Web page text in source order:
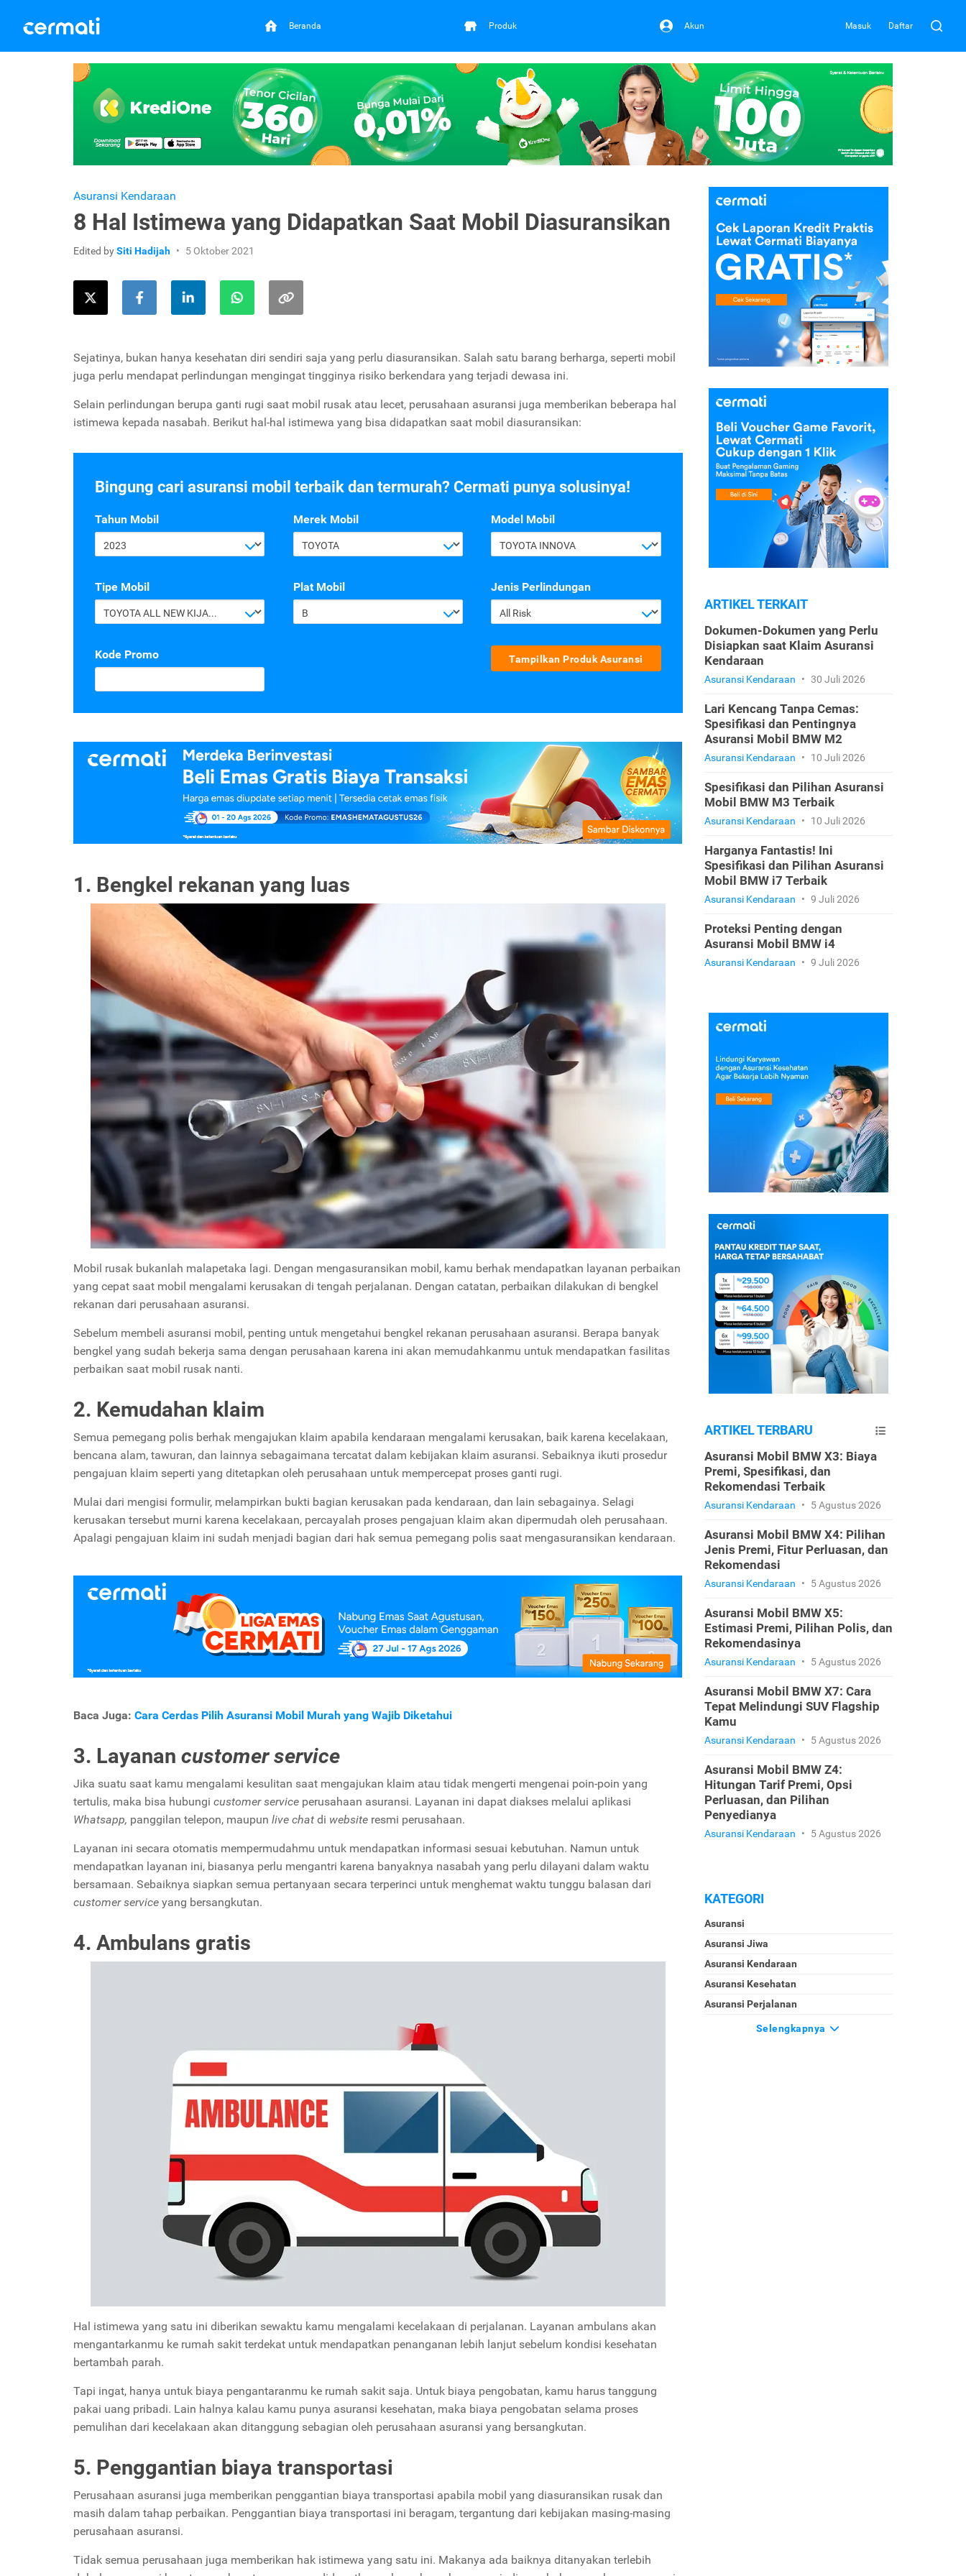
Beranda Produk Akun Masuk Daftar
Asuransi Kendaraan
8 Hal Istimewa yang Didapatkan Saat Mobil Diasuransikan
Edited bySiti Hadijah 5 Oktober 2021
Sejatinya, bukan hanya kesehatan diri sendiri saja yang perlu diasuransikan. Salah satu barang berharga, seperti mobil
juga perlu mendapat perlindungan mengingat tingginya risiko berkendara yang terjadi dewasa ini.
Selain perlindungan berupa ganti rugi saat mobil rusak atau lecet, perusahaan asuransi juga memberikan beberapa hal
istimewa kepada nasabah. Berikut hal-hal istimewa yang bisa didapatkan saat mobil diasuransikan:
Bingung cari asuransi mobil terbaik dan termurah? Cermati punya solusinya!
Tahun Mobil
2023
Merek Mobil
TOYOTA
Model Mobil
TOYOTA INNOVA
Tipe Mobil
TOYOTA ALL NEW KIJANG INNOVA G 2.4 A/T DIESEL
Plat Mobil
B
Jenis Perlindungan
All Risk
Kode Promo Tampilkan Produk Asuransi
1. Bengkel rekanan yang luas
Mobil rusak bukanlah malapetaka lagi. Dengan mengasuransikan mobil, kamu berhak mendapatkan layanan perbaikan
yang cepat saat mobil mengalami kerusakan di tengah perjalanan. Dengan catatan, perbaikan dilakukan di bengkel
rekanan dari perusahaan asuransi.
Sebelum membeli asuransi mobil, penting untuk mengetahui bengkel rekanan perusahaan asuransi. Berapa banyak
bengkel yang sudah bekerja sama dengan perusahaan karena ini akan memudahkanmu untuk mendapatkan fasilitas
perbaikan saat mobil rusak nanti.
2. Kemudahan klaim
Semua pemegang polis berhak mengajukan klaim apabila kendaraan mengalami kerusakan, baik karena kecelakaan,
bencana alam, tawuran, dan lainnya sebagaimana tercatat dalam kebijakan klaim asuransi. Sebaiknya ikuti prosedur
pengajuan klaim seperti yang ditetapkan oleh perusahaan untuk mempercepat proses ganti rugi.
Mulai dari mengisi formulir, melampirkan bukti bagian kerusakan pada kendaraan, dan lain sebagainya. Selagi
kerusakan tersebut murni karena kecelakaan, percayalah proses pengajuan klaim akan dipermudah oleh perusahaan.
Apalagi pengajuan klaim ini sudah menjadi bagian dari hak semua pemegang polis saat mengasuransikan kendaraan.
Baca Juga: Cara Cerdas Pilih Asuransi Mobil Murah yang Wajib Diketahui
3. Layanan customer service
Jika suatu saat kamu mengalami kesulitan saat mengajukan klaim atau tidak mengerti mengenai poin-poin yang
tertulis, maka bisa hubungi customer service perusahaan asuransi. Layanan ini dapat diakses melalui aplikasi
Whatsapp, panggilan telepon, maupun live chat di website resmi perusahaan.
Layanan ini secara otomatis mempermudahmu untuk mendapatkan informasi sesuai kebutuhan. Namun untuk
mendapatkan layanan ini, biasanya perlu mengantri karena banyaknya nasabah yang perlu dilayani dalam waktu
bersamaan. Sebaiknya siapkan semua pertanyaan secara terperinci untuk menghemat waktu tunggu balasan dari
customer service yang bersangkutan.
4. Ambulans gratis
Hal istimewa yang satu ini diberikan sewaktu kamu mengalami kecelakaan di perjalanan. Layanan ambulans akan
mengantarkanmu ke rumah sakit terdekat untuk mendapatkan penanganan lebih lanjut sebelum kondisi kesehatan
bertambah parah.
Tapi ingat, hanya untuk biaya pengantaranmu ke rumah sakit saja. Untuk biaya pengobatan, kamu harus tanggung
pakai uang pribadi. Lain halnya kalau kamu punya asuransi kesehatan, maka biaya pengobatan selama proses
pemulihan dari kecelakaan akan ditanggung sebagian oleh perusahaan asuransi yang bersangkutan.
5. Penggantian biaya transportasi
Perusahaan asuransi juga memberikan penggantian biaya transportasi apabila mobil yang diasuransikan rusak dan
masih dalam tahap perbaikan. Penggantian biaya transportasi ini beragam, tergantung dari kebijakan masing-masing
perusahaan asuransi.
Tidak semua perusahaan juga memberikan hak istimewa yang satu ini. Makanya ada baiknya ditanyakan terlebih
ARTIKEL TERKAIT
Dokumen-Dokumen yang Perlu
Disiapkan saat Klaim Asuransi
Kendaraan
Asuransi Kendaraan • 30 Juli 2026
Lari Kencang Tanpa Cemas:
Spesifikasi dan Pentingnya
Asuransi Mobil BMW M2
Asuransi Kendaraan • 10 Juli 2026
Spesifikasi dan Pilihan Asuransi
Mobil BMW M3 Terbaik
Asuransi Kendaraan • 10 Juli 2026
Harganya Fantastis! Ini
Spesifikasi dan Pilihan Asuransi
Mobil BMW i7 Terbaik
Asuransi Kendaraan • 9 Juli 2026
Proteksi Penting dengan
Asuransi Mobil BMW i4
Asuransi Kendaraan • 9 Juli 2026
ARTIKEL TERBARU
Asuransi Mobil BMW X3: Biaya
Premi, Spesifikasi, dan
Rekomendasi Terbaik
Asuransi Kendaraan • 5 Agustus 2026
Asuransi Mobil BMW X4: Pilihan
Jenis Premi, Fitur Perluasan, dan
Rekomendasi
Asuransi Kendaraan • 5 Agustus 2026
Asuransi Mobil BMW X5:
Estimasi Premi, Pilihan Polis, dan
Rekomendasinya
Asuransi Kendaraan • 5 Agustus 2026
Asuransi Mobil BMW X7: Cara
Tepat Melindungi SUV Flagship
Kamu
Asuransi Kendaraan • 5 Agustus 2026
Asuransi Mobil BMW Z4:
Hitungan Tarif Premi, Opsi
Perluasan, dan Pilihan
Penyedianya
Asuransi Kendaraan • 5 Agustus 2026
KATEGORI
Asuransi
Asuransi Jiwa
Asuransi Kendaraan
Asuransi Kesehatan
Asuransi Perjalanan
Selengkapnya